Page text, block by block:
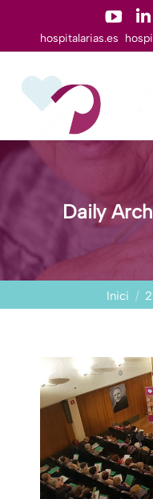
page
hospitalarias.es
Daily
Inici